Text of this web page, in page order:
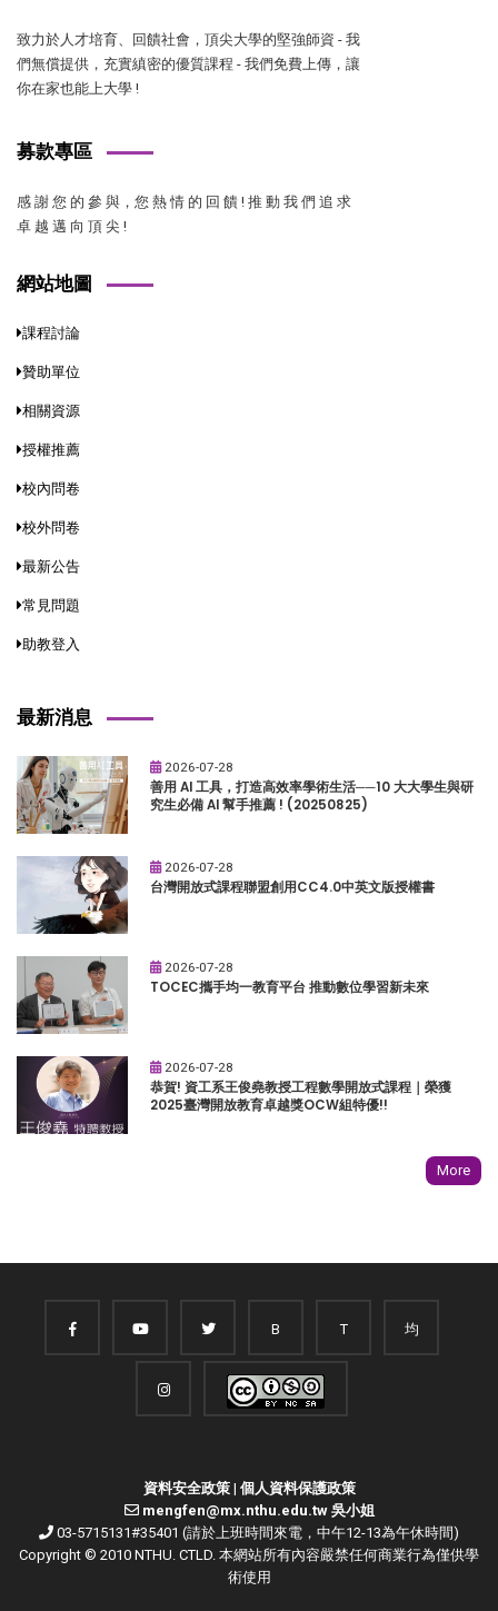
致力於人才培育、回饋社會，頂尖大學的堅強師資 - 我
們無償提供，充實縝密的優質課程 - 我們免費上傳，讓
你在家也能上大學 !
募款專區
感 謝 您 的 參 與，您 熱 情 的 回 饋 ! 推 動 我 們 追 求
卓 越 邁 向 頂 尖 !
網站地圖
課程討論
贊助單位
相關資源
授權推薦
校內問卷
校外問卷
最新公告
常見問題
助教登入
最新消息
2026-07-28
善用 AI 工具，打造高效率學術生活──10 大大學生與研
究生必備 AI 幫手推薦 ! (20250825)
2026-07-28
台灣開放式課程聯盟創用CC4.0中英文版授權書
2026-07-28
TOCEC攜手均一教育平台 推動數位學習新未來
2026-07-28
恭賀! 資工系王俊堯教授工程數學開放式課程｜榮獲
2025臺灣開放教育卓越獎OCW組特優!!
More
B T 均
資料安全政策| 個人資料保護政策
mengfen@mx.nthu.edu.tw 吳小姐
03-5715131#35401 (請於上班時間來電，中午12-13為午休時間)
Copyright © 2010 NTHU. CTLD. 本網站所有內容嚴禁任何商業行為僅供學
術使用